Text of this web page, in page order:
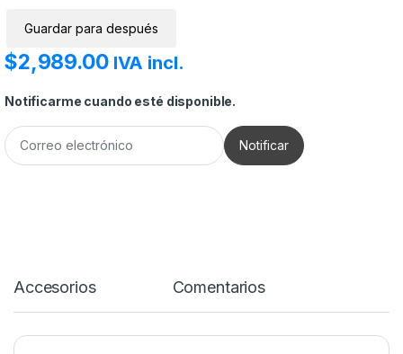
Guardar para después
$2,989.00 IVA incl.
Notificarme cuando esté disponible.
Accesorios Comentarios